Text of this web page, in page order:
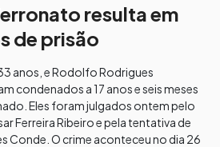
resulta em
de prisão
anos, e Rodolfo Rodrigues
condenados a 17 anos e seis meses
Eles foram julgados ontem pelo
Ferreira Ribeiro e pela tentativa de
Conde. O crime aconteceu no dia 26